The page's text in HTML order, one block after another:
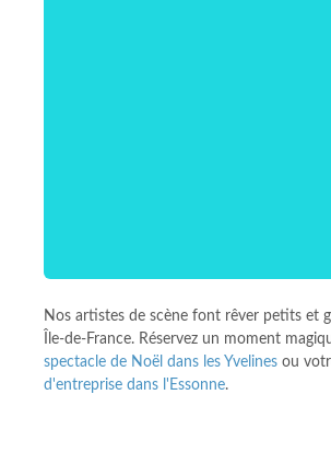
Nos artistes de scène font rêver petits et
Île-de-France. Réservez un moment
spectacle de Noël dans les Yvelines ou
d'entreprise dans l'Essonne.